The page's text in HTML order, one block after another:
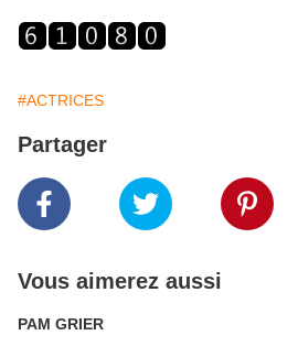
#ACTRICES
Partager
Vous aimerez aussi
PAM GRIER